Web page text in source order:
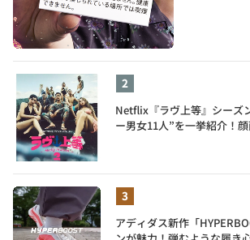
Netflix『ラヴ上等』シーズ
ー男女11人”を一挙紹介！
アディダス新作「